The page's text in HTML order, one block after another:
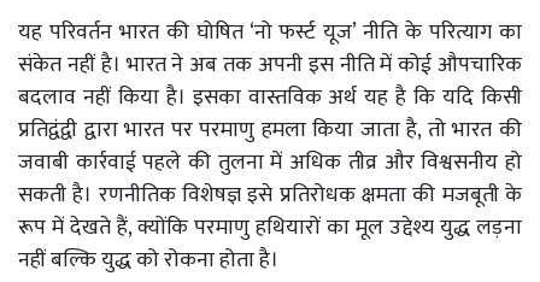
यह परिवर्तन भारत की घोषित ‘नो फर्स्ट यूज’ नीति के परित्याग का
संकेत नहीं है। भारत ने अब तक अपनी इस नीति में कोई औपचारिक
बदलाव नहीं किया है। इसका वास्तविक अर्थ यह है कि यदि किसी
प्रतिद्वंद्वी द्वारा भारत पर परमाणु हमला किया जाता है, तो भारत की
जवाबी कार्रवाई पहले की तुलना में अधिक तीव्र और विश्वसनीय हो
सकती है। रणनीतिक विशेषज्ञ इसे प्रतिरोधक क्षमता की मजबूती के
रूप में देखते हैं, क्योंकि परमाणु हथियारों का मूल उद्देश्य युद्ध लड़ना
नहीं बल्कि युद्ध को रोकना होता है।